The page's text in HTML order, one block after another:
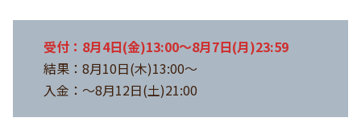
受付：8月4日(金)13:00～8月7日(月)23:59
結果：8月10日(木)13:00～
入金：～8月12日(土)21:00